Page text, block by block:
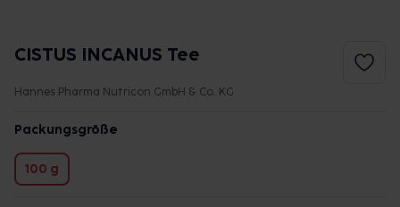
CISTUS INCANUS Tee
Hannes Pharma Nutricon GmbH & Co. KG
Packungsgröße
100 g